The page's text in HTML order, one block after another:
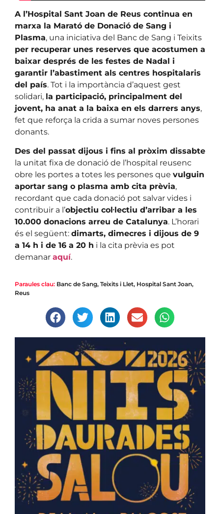
A l’Hospital Sant Joan de Reus continua en
marxa la Marató de Donació de Sang i
Plasma, una iniciativa del Banc de Sang i Teixits
per recuperar unes reserves que acostumen a
baixar després de les festes de Nadal i
garantir l’abastiment als centres hospitalaris
del país. Tot i la importància d’aquest gest
solidari, la participació, principalment del
jovent, ha anat a la baixa en els darrers anys,
fet que reforça la crida a sumar noves persones
donants.
Des del passat dijous i fins al pròxim dissabte
la unitat fixa de donació de l’hospital reusenc
obre les portes a totes les persones que vulguin
aportar sang o plasma amb cita prèvia,
recordant que cada donació pot salvar vides i
contribuir a l’objectiu col·lectiu d’arribar a les
10.000 donacions arreu de Catalunya. L’horari
és el següent: dimarts, dimecres i dijous de 9
a 14 h i de 16 a 20 h i la cita prèvia es pot
demanar aquí.
Paraules clau: Banc de Sang, Teixits i Llet, Hospital Sant Joan,
Reus